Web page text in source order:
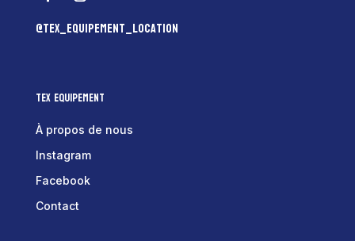
@tex_equipement_location
Tex Equipement
À propos de nous
Instagram
Facebook
Contact